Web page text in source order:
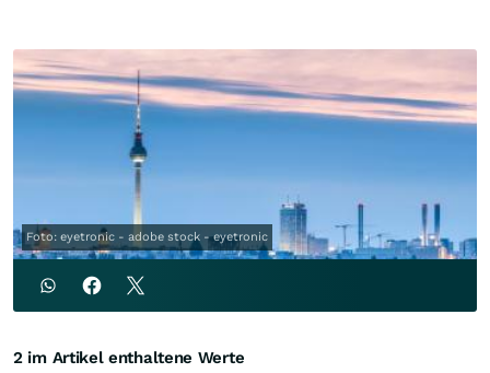
Foto: eyetronic - adobe stock - eyetronic
2 im Artikel enthaltene Werte